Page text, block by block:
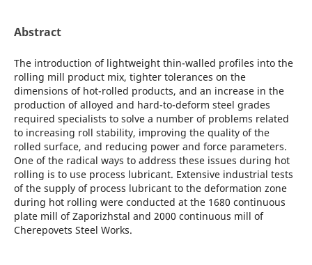
Abstract
The introduction of lightweight thin-walled profiles into the
rolling mill product mix, tighter tolerances on the
dimensions of hot-rolled products, and an increase in the
production of alloyed and hard-to-deform steel grades
required specialists to solve a number of problems related
to increasing roll stability, improving the quality of the
rolled surface, and reducing power and force parameters.
One of the radical ways to address these issues during hot
rolling is to use process lubricant. Extensive industrial tests
of the supply of process lubricant to the deformation zone
during hot rolling were conducted at the 1680 continuous
plate mill of Zaporizhstal and 2000 continuous mill of
Cherepovets Steel Works.